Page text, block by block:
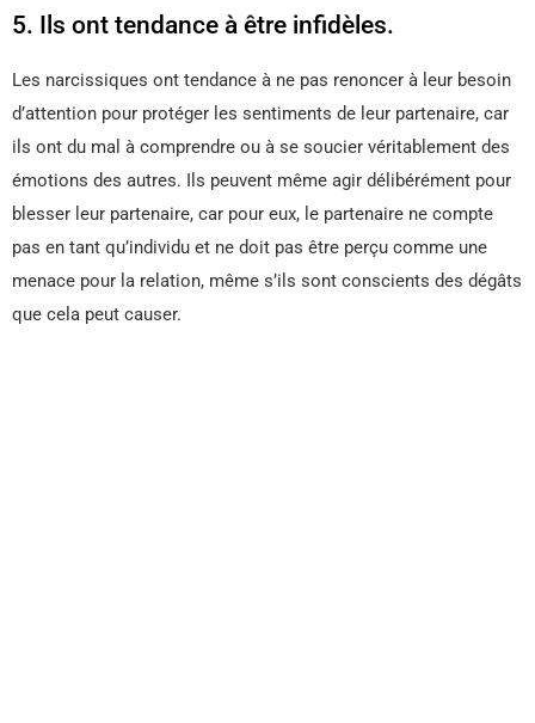
5. Ils ont tendance à être infidèles.
Les narcissiques ont tendance à ne pas renoncer à leur besoin
d’attention pour protéger les sentiments de leur partenaire, car
ils ont du mal à comprendre ou à se soucier véritablement des
émotions des autres. Ils peuvent même agir délibérément pour
blesser leur partenaire, car pour eux, le partenaire ne compte
pas en tant qu’individu et ne doit pas être perçu comme une
menace pour la relation, même s’ils sont conscients des dégâts
que cela peut causer.